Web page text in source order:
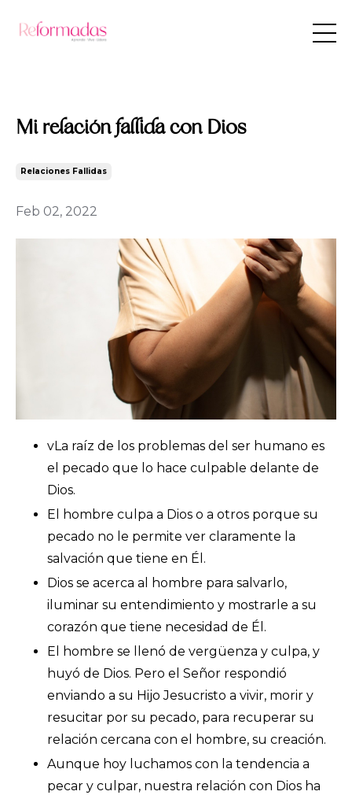
Mi relación fallida con Dios
Relaciones Fallidas
Feb 02, 2022
vLa raíz de los problemas del ser humano es
el pecado que lo hace culpable delante de
Dios.
El hombre culpa a Dios o a otros porque su
pecado no le permite ver claramente la
salvación que tiene en Él.
Dios se acerca al hombre para salvarlo,
iluminar su entendimiento y mostrarle a su
corazón que tiene necesidad de Él.
El hombre se llenó de vergüenza y culpa, y
huyó de Dios. Pero el Señor respondió
enviando a su Hijo Jesucristo a vivir, morir y
resucitar por su pecado, para recuperar su
relación cercana con el hombre, su creación.
Aunque hoy luchamos con la tendencia a
pecar y culpar, nuestra relación con Dios ha